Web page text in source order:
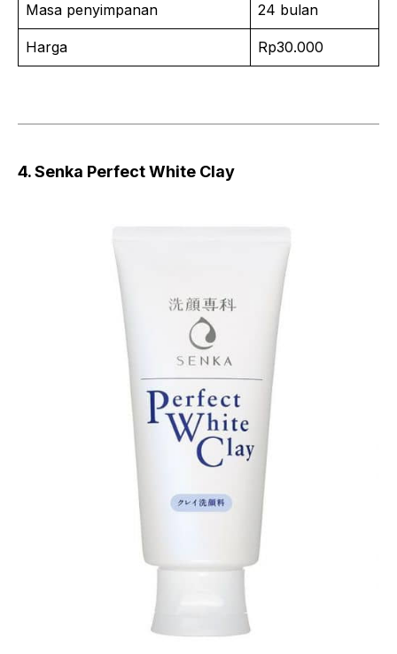
Masa penyimpanan 24 bulan
Harga Rp30.000
4. Senka Perfect White Clay